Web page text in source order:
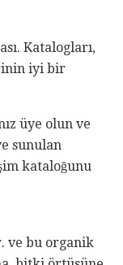
Katalogları,
iyi bir
üye olun ve
sunulan
kataloğunu
ve bu organik